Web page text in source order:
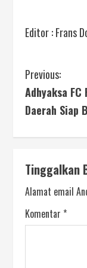
Editor : Frans
Previous:
Adhyaksa
Daerah Siap
Tinggalkan
Alamat email
Komentar *